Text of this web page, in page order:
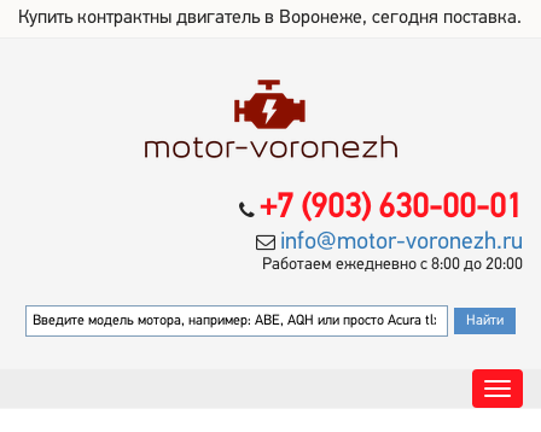
Купить контрактны двигатель в Воронеже, сегодня поставка.
+7 (903) 630-00-01
info@motor-voronezh.ru
Работаем ежедневно с 8:00 до 20:00